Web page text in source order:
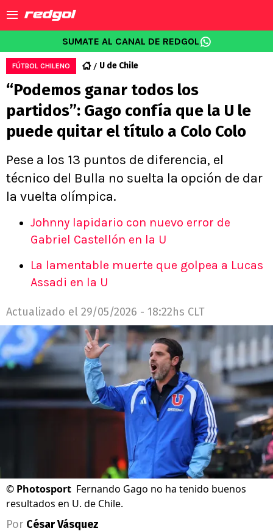
SUMATE AL CANAL DE REDGOL
FÚTBOL CHILENO U de Chile
“Podemos ganar todos los
partidos”: Gago confía que la U le
puede quitar el título a Colo Colo
Pese a los 13 puntos de diferencia, el
técnico del Bulla no suelta la opción de dar
la vuelta olímpica.
Johnny lapidario con nuevo error de
Gabriel Castellón en la U
La lamentable muerte que golpea a Lucas
Assadi en la U
Actualizado el 29/05/2026 - 18:22hs CLT
© Photosport Fernando Gago no ha tenido buenos
resultados en U. de Chile.
Por César Vásquez